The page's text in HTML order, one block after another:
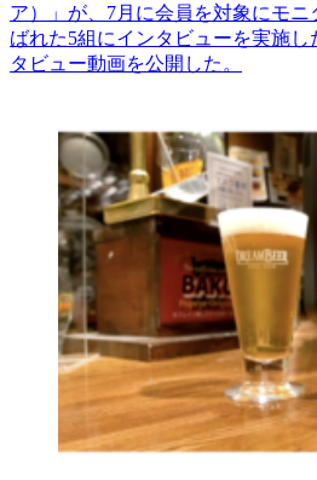
ア）」が、7月に会員を対象にモ
ばれた5組にインタビューを実施し
タビュー動画を公開した。